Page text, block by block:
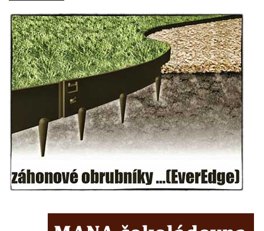
Pražské třídě v Českých Budějovicích
Socha Civilizovaní na Husově třídě v
Českých Budějovicích
Socha svatého Jana Nepomuckého Na
Sadech u Mlýnské stoky v Českých
Budějovicích
Sochy brouků u Mlýnské stoky v Českých
Budějovicích
Socha svatého Vincence Ferrerského na
nádvoří kláštera dominikánů v Českých